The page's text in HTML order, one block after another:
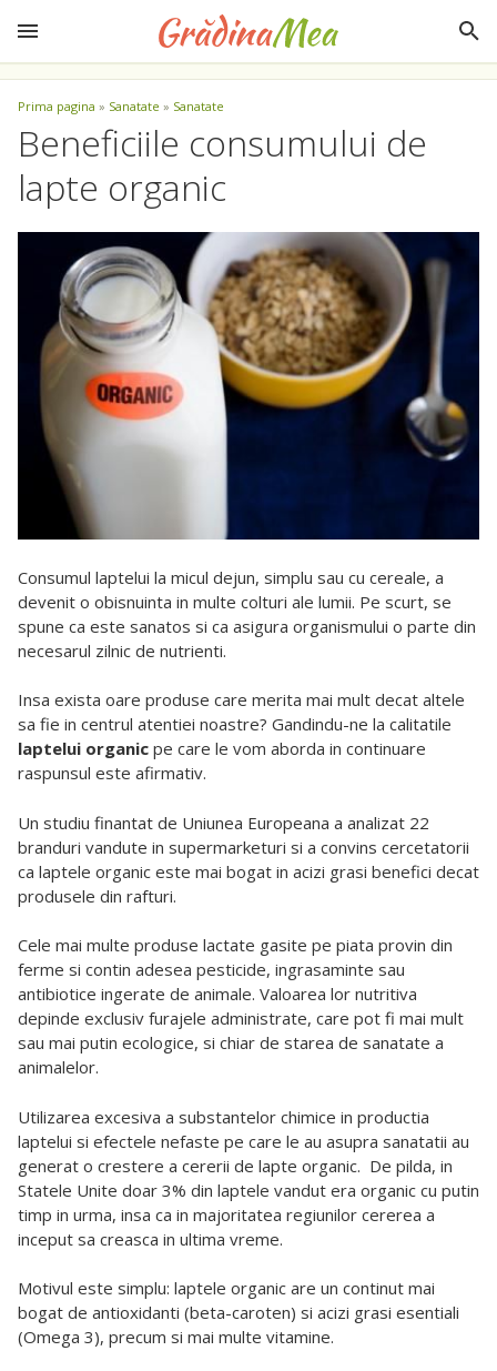
Prima pagina » Sanatate » Sanatate
Beneficiile consumului de
lapte organic
Consumul laptelui la micul dejun, simplu sau cu cereale, a
devenit o obisnuinta in multe colturi ale lumii. Pe scurt, se
spune ca este sanatos si ca asigura organismului o parte din
necesarul zilnic de nutrienti.
Insa exista oare produse care merita mai mult decat altele
sa fie in centrul atentiei noastre? Gandindu-ne la calitatile
laptelui organic pe care le vom aborda in continuare
raspunsul este afirmativ.
Un studiu finantat de Uniunea Europeana a analizat 22
branduri vandute in supermarketuri si a convins cercetatorii
ca laptele organic este mai bogat in acizi grasi benefici decat
produsele din rafturi.
Cele mai multe produse lactate gasite pe piata provin din
ferme si contin adesea pesticide, ingrasaminte sau
antibiotice ingerate de animale. Valoarea lor nutritiva
depinde exclusiv furajele administrate, care pot fi mai mult
sau mai putin ecologice, si chiar de starea de sanatate a
animalelor.
Utilizarea excesiva a substantelor chimice in productia
laptelui si efectele nefaste pe care le au asupra sanatatii au
generat o crestere a cererii de lapte organic. De pilda, in
Statele Unite doar 3% din laptele vandut era organic cu putin
timp in urma, insa ca in majoritatea regiunilor cererea a
inceput sa creasca in ultima vreme.
Motivul este simplu: laptele organic are un continut mai
bogat de antioxidanti (beta-caroten) si acizi grasi esentiali
(Omega 3), precum si mai multe vitamine.